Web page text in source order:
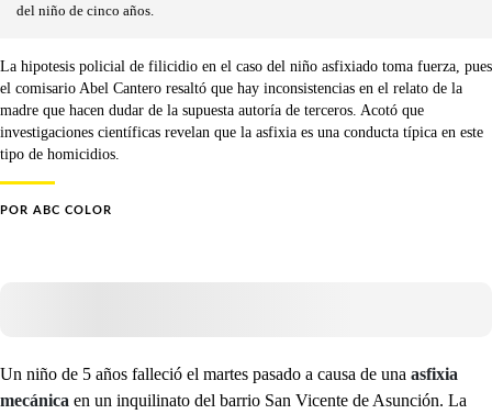
del niño de cinco años.
La hipotesis policial de filicidio en el caso del niño asfixiado toma fuerza, pues
el comisario Abel Cantero resaltó que hay inconsistencias en el relato de la
madre que hacen dudar de la supuesta autoría de terceros. Acotó que
investigaciones científicas revelan que la asfixia es una conducta típica en este
tipo de homicidios.
POR ABC COLOR
Un niño de 5 años falleció el martes pasado a causa de una asfixia
mecánica en un inquilinato del barrio San Vicente de Asunción. La